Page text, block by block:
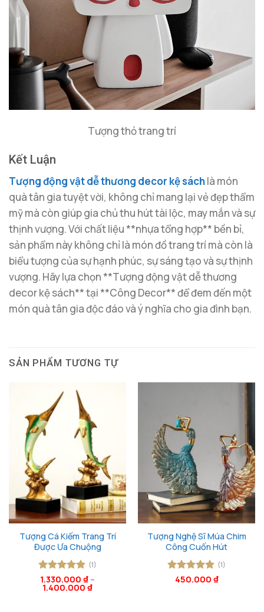
Tượng thỏ trang trí
Kết Luận
Tượng động vật dễ thương decor kệ sáchlà món
quà tân gia tuyệt vời, không chỉ mang lại vẻ đẹp thẩm
mỹ mà còn giúp gia chủ thu hút tài lộc, may mắn và sự
thịnh vượng. Với chất liệu **nhựa tổng hợp** bền bỉ,
sản phẩm này không chỉ là món đồ trang trí mà còn là
biểu tượng của sự hạnh phúc, sự sáng tạo và sự thịnh
vượng. Hãy lựa chọn **Tượng động vật dễ thương
decor kệ sách** tại **Công Decor** để đem đến một
món quà tân gia độc đáo và ý nghĩa cho gia đình bạn.
SẢN PHẨM TƯƠNG TỰ
Tượng Cá Kiếm Trang Trí
Được Ưa Chuộng
Được xếp
hạng55
(1)
1.330.000 ₫ –
1.400.000 ₫
Tượng Nghệ Sĩ Múa Chim
Công Cuốn Hút
Được xếp
(1)
450.000 ₫